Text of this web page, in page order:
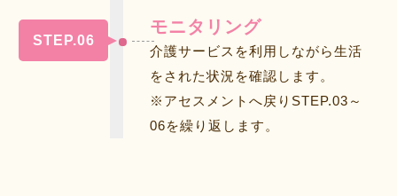
STEP.06
モニタリング
介護サービスを利用しながら生活
をされた状況を確認します。
※アセスメントへ戻りSTEP.03～
06を繰り返します。